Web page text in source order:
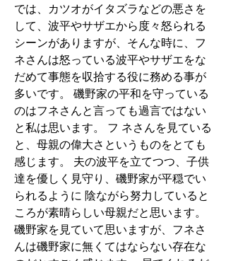
では、カツオがイタズラなどの悪さを
して、波平やサザエから度々怒られる
シーンがありますが、そんな時に、フ
ネさんは怒っている波平やサザエをな
だめて事態を収拾する役に務める事が
多いです。 磯野家の平和を守っている
のはフネさんと言っても過言ではない
と私は思います。 フ ネさんを見ている
と、母親の偉大さというものをとても
感じます。 夫の波平を立てつつ、子供
達を優しく見守り、磯野家が平穏でい
られるように 陰ながら努力していると
ころが素晴らしい母親だと思います。
磯野家を見ていて思いますが、フネさ
んは磯野家に無くてはならない存在な